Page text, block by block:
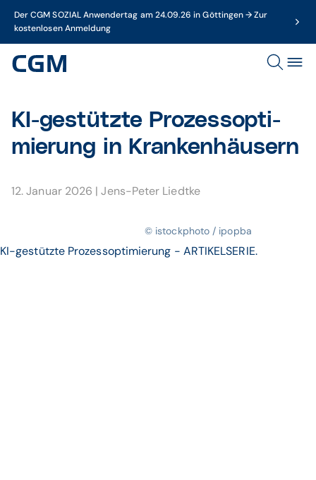
Der CGM SOZIAL Anwendertag am 24.09.26 in Göttingen → Zur
kostenlosen Anmeldung
KI-ge­stützte Pro­zess­opti­
mierung in Kran­ken­häusern
12. Januar 2026 |Jens-Peter Liedtke
© istockphoto / ipopba
KI-gestützte Prozessoptimierung - ARTIKELSERIE.